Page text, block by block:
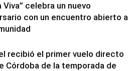
Viva” celebra un nuevo
con un encuentro abierto a
recibió el primer vuelo directo
Córdoba de la temporada de